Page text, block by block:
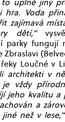
úplně jiný
hra. Voda
zajímavá
dětí,“
parky fungují
Zbraslavi
Loučné v
architekti v
je vždy
jeho kvalitu a
a
než v lese,“